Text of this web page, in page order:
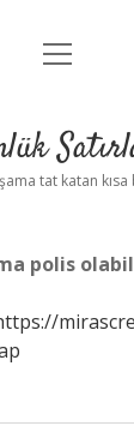
Anasayfa
Yasal Uyarı
menüyü
tat katan
polis